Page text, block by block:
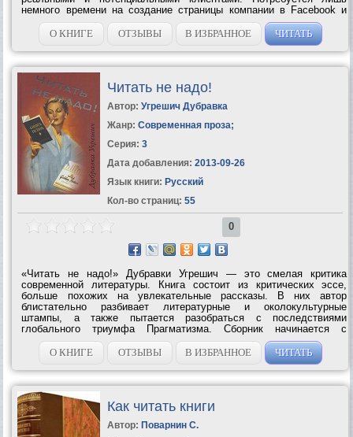
немного времени на создание страницы компании в Facebook и
«Вконтакте», дисциплинированность в поддержке коммуникации с
ее посетителями и...
О КНИГЕ ОТЗЫВЫ В ИЗБРАННОЕ ЧИТАТЬ
Читать не надо!
Автор: Угрешич Дубравка
Жанр: Современная проза;
Серия: 3
Дата добавления: 2013-09-26
Язык книги: Русский
Кол-во страниц: 55
0
«Читать не надо!» Дубравки Угрешич — это смелая критика
современной литературы. Книга состоит из критических эссе,
больше похожих на увлекательные рассказы. В них автор
блистательно разбивает литературные и околокультурные
штампы, а также пытается разобраться с последствиями
глобального триумфа Прагматизма. Сборник начинается с
остроумной критики книгоиздательского дела, от которой Угрешич
переходит к гораздо более серьезным...
О КНИГЕ ОТЗЫВЫ В ИЗБРАННОЕ ЧИТАТЬ
Как читать книги
Автор: Поварнин С.